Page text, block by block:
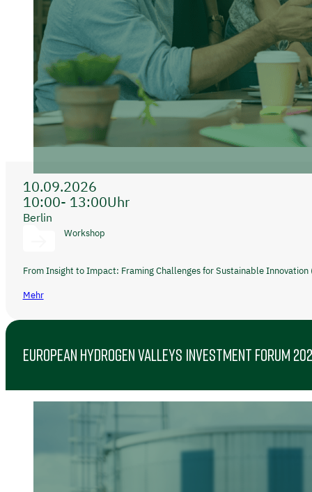
10.09.2026
10:00- 13:00Uhr
Berlin
Workshop
From Insight to Impact: Framing Challenges for Sustainable Innovation
Mehr
EUROPEAN HYDROGEN VALLEYS INVESTMENT FORUM